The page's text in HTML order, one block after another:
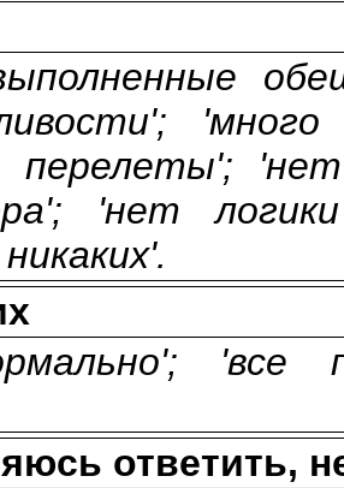
перелеты';
'нет
'все
ответить,